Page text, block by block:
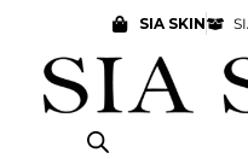
contenido
SIA SKIN